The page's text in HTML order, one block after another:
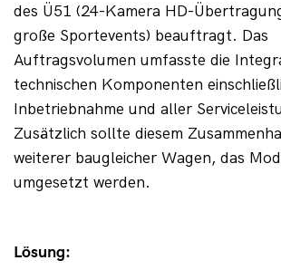
des Ü51 (24-Kamera HD-
große Sportevents) beauftragt. Das
Auftragsvolumen umfasste die
technischen Komponenten
Inbetriebnahme und aller
Zusätzlich sollte diesem
weiterer baugleicher Wagen, das
umgesetzt werden.
Lösung: